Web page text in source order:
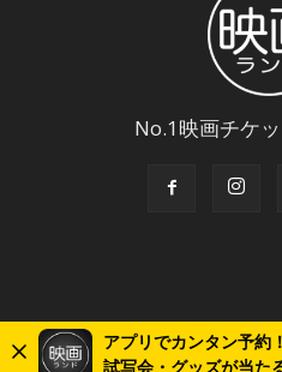
アプリでカンタン予約！
試写会・グッズが当た
No.1映画チケ
© Copyright 2018 Eigaland,